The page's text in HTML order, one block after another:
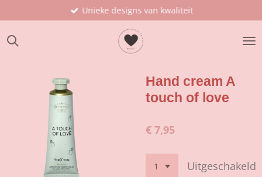
direct
naar
Unieke designs van kwaliteit
Hand cream A
touch of love
€ 7,95
Uitgeschakeld